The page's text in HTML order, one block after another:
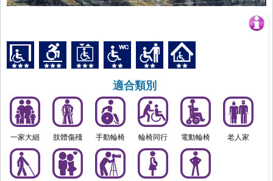
適合類別
一家大細 肢體傷殘 手動輪椅 輪椅同行 電動輪椅 老人家